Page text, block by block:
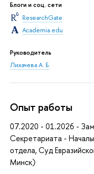
Блоги и соц. сети
ResearchGate
Academia.edu
Руководитель
Лихачева А. Б.
Опыт работы
07.2020 - 01.2026 -
Секретариата -
отдела, Суд
Минск)